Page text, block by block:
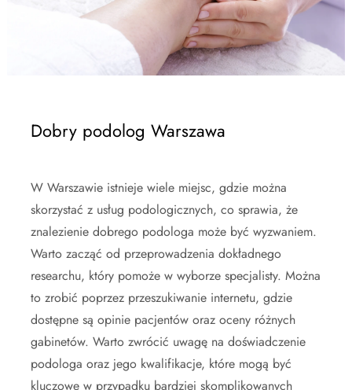
Dobry podolog Warszawa
W Warszawie istnieje wiele miejsc, gdzie można
skorzystać z usług podologicznych, co sprawia, że
znalezienie dobrego podologa może być wyzwaniem.
Warto zacząć od przeprowadzenia dokładnego
researchu, który pomoże w wyborze specjalisty. Można
to zrobić poprzez przeszukiwanie internetu, gdzie
dostępne są opinie pacjentów oraz oceny różnych
gabinetów. Warto zwrócić uwagę na doświadczenie
podologa oraz jego kwalifikacje, które mogą być
kluczowe w przypadku bardziej skomplikowanych